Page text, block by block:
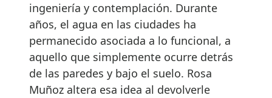
ingeniería y contemplación. Durante
años, el agua en las ciudades ha
permanecido asociada a lo funcional, a
aquello que simplemente ocurre detrás
de las paredes y bajo el suelo. Rosa
Muñoz altera esa idea al devolverle